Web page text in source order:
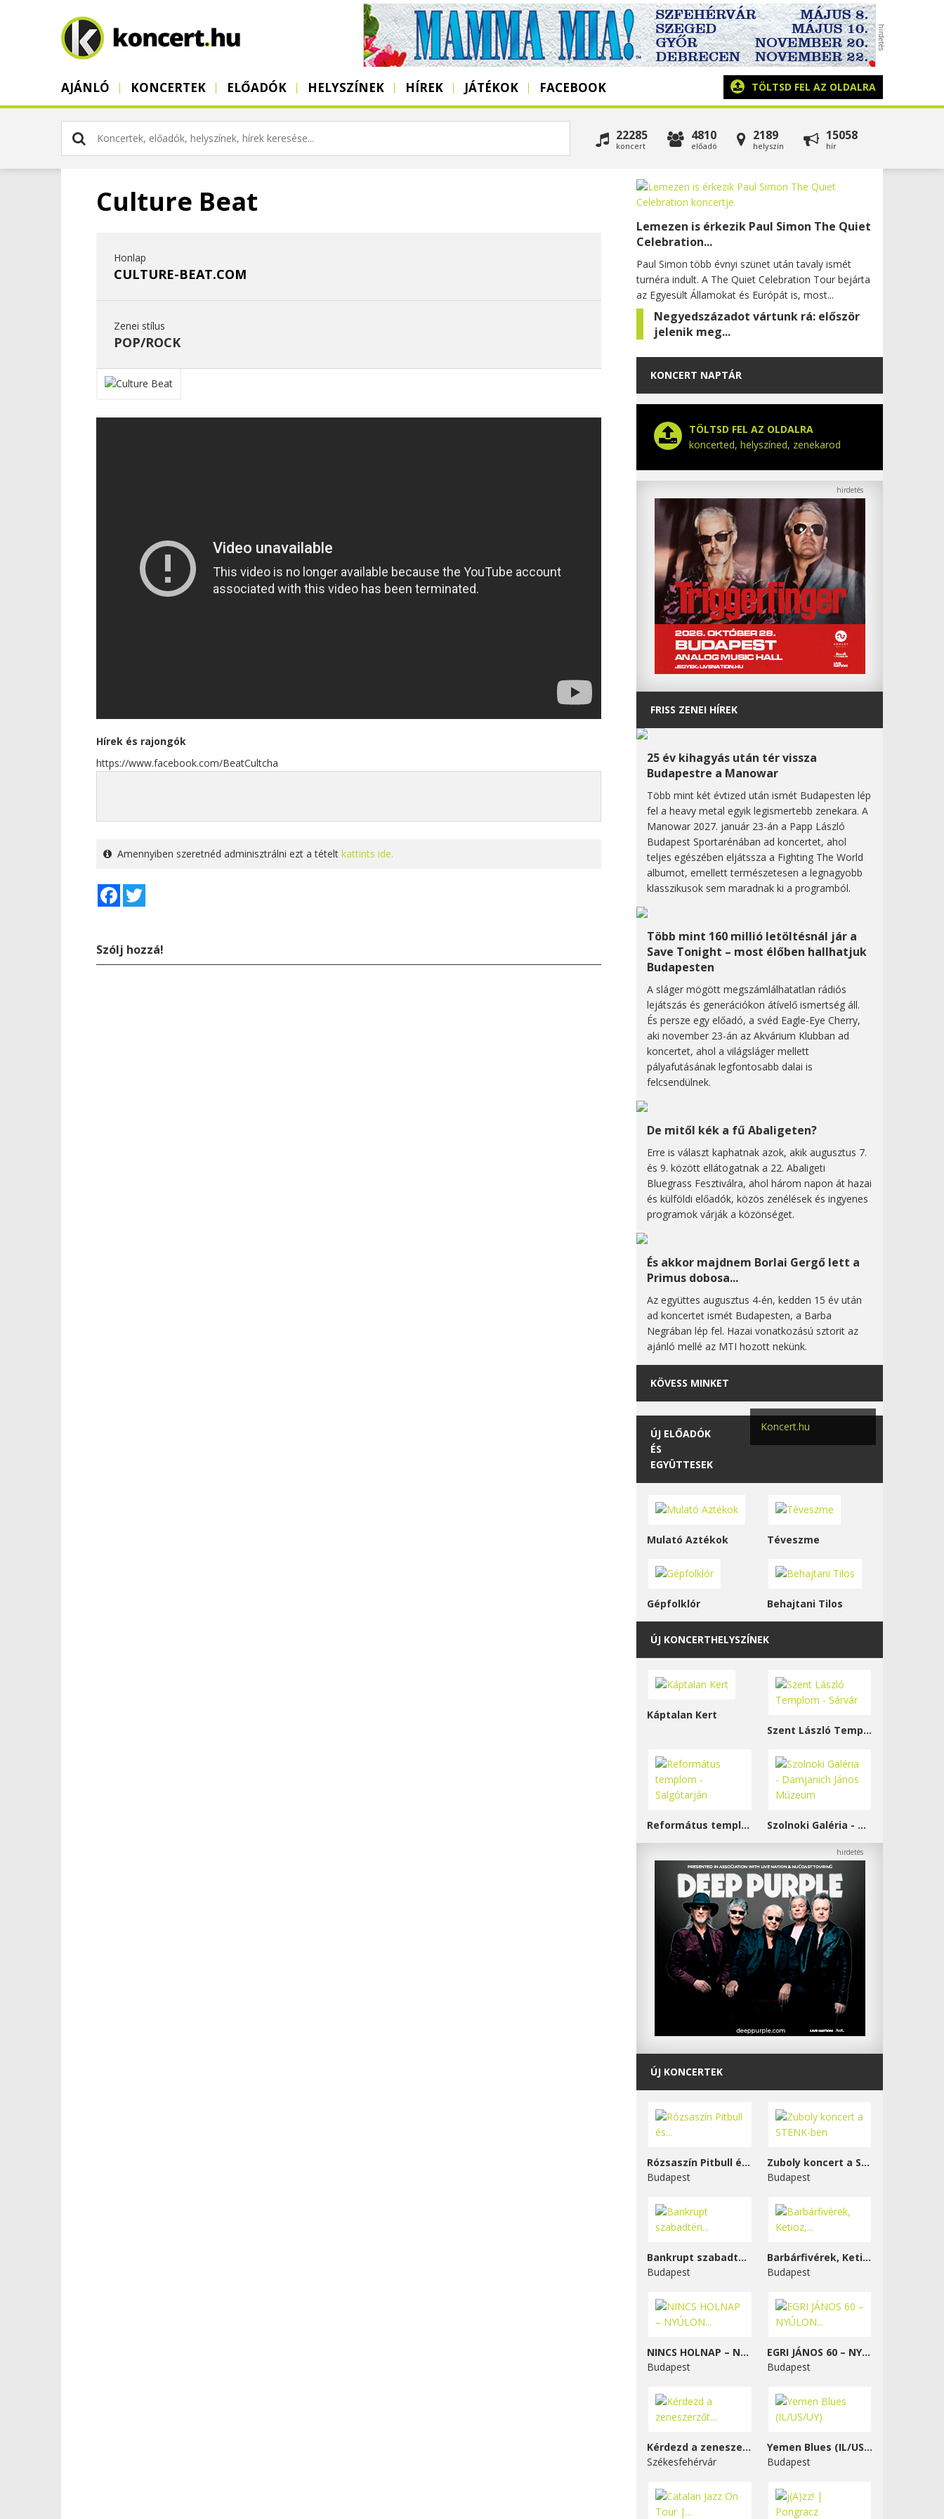
AJÁNLÓ KONCERTEK ELŐADÓK HELYSZÍNEK HÍREK JÁTÉKOK FACEBOOK TÖLTSD FEL AZ OLDALRA
22285
koncert
4810
előadó
2189
helyszín
15058
hír
Culture Beat
Honlap
CULTURE-BEAT.COM
Zenei stílus
POP/ROCK
Hírek és rajongók
https://www.facebook.com/BeatCultcha
Amennyiben szeretnéd adminisztrálni ezt a tételt kattints ide.
Facebook
Szólj hozzá!
Lemezen is érkezik Paul Simon The Quiet
Celebration...
Paul Simon több évnyi szünet után tavaly ismét
turnéra indult. A The Quiet Celebration Tour bejárta
az Egyesült Államokat és Európát is, most...
Negyedszázadot vártunk rá: először
jelenik meg...
KONCERT NAPTÁR
TÖLTSD FEL AZ OLDALRA
koncerted, helyszíned, zenekarod
FRISS ZENEI HÍREK
25 év kihagyás után tér vissza
Budapestre a Manowar
Több mint két évtized után ismét Budapesten lép
fel a heavy metal egyik legismertebb zenekara. A
Manowar 2027. január 23-án a Papp László
Budapest Sportarénában ad koncertet, ahol
teljes egészében eljátssza a Fighting The World
albumot, emellett természetesen a legnagyobb
klasszikusok sem maradnak ki a programból.
Több mint 160 millió letöltésnál jár a
Save Tonight – most élőben hallhatjuk
Budapesten
A sláger mögött megszámlálhatatlan rádiós
lejátszás és generációkon átívelő ismertség áll.
És persze egy előadó, a svéd Eagle-Eye Cherry,
aki november 23-án az Akvárium Klubban ad
koncertet, ahol a világsláger mellett
pályafutásának legfontosabb dalai is
felcsendülnek.
De mitől kék a fű Abaligeten?
Erre is választ kaphatnak azok, akik augusztus 7.
és 9. között ellátogatnak a 22. Abaligeti
Bluegrass Fesztiválra, ahol három napon át hazai
és külföldi előadók, közös zenélések és ingyenes
programok várják a közönséget.
És akkor majdnem Borlai Gergő lett a
Primus dobosa...
Az együttes augusztus 4-én, kedden 15 év után
ad koncertet ismét Budapesten, a Barba
Negrában lép fel. Hazai vonatkozású sztorit az
ajánló mellé az MTI hozott nekünk.
KÖVESS MINKET
Koncert.hu
ÚJ ELŐADÓK
ÉS
EGYÜTTESEK
Mulató Aztékok Téveszme
Gépfolklór Behajtani Tilos
ÚJ KONCERTHELYSZÍNEK
Káptalan Kert
Szent László Templom - Sárvár
Református templom - Salgótarján Szolnoki Galéria - Damjanich János Múzeum
ÚJ KONCERTEK
Rózsaszín Pitbull és...
Budapest
Zuboly koncert a STENK-ben
Budapest
Bankrupt szabadtéri...
Budapest
Barbárfivérek, Ketioz,...
Budapest
NINCS HOLNAP – NYÚLON...
Budapest
EGRI JÁNOS 60 – NYÚLON...
Budapest
Kérdezd a zeneszerzőt...
Székesfehérvár
Yemen Blues (IL/US/UY)
Budapest